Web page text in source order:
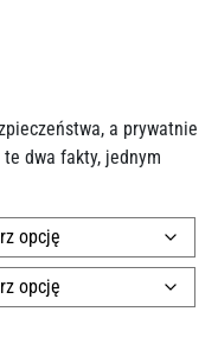
a prywatnie
dwa fakty, jednym